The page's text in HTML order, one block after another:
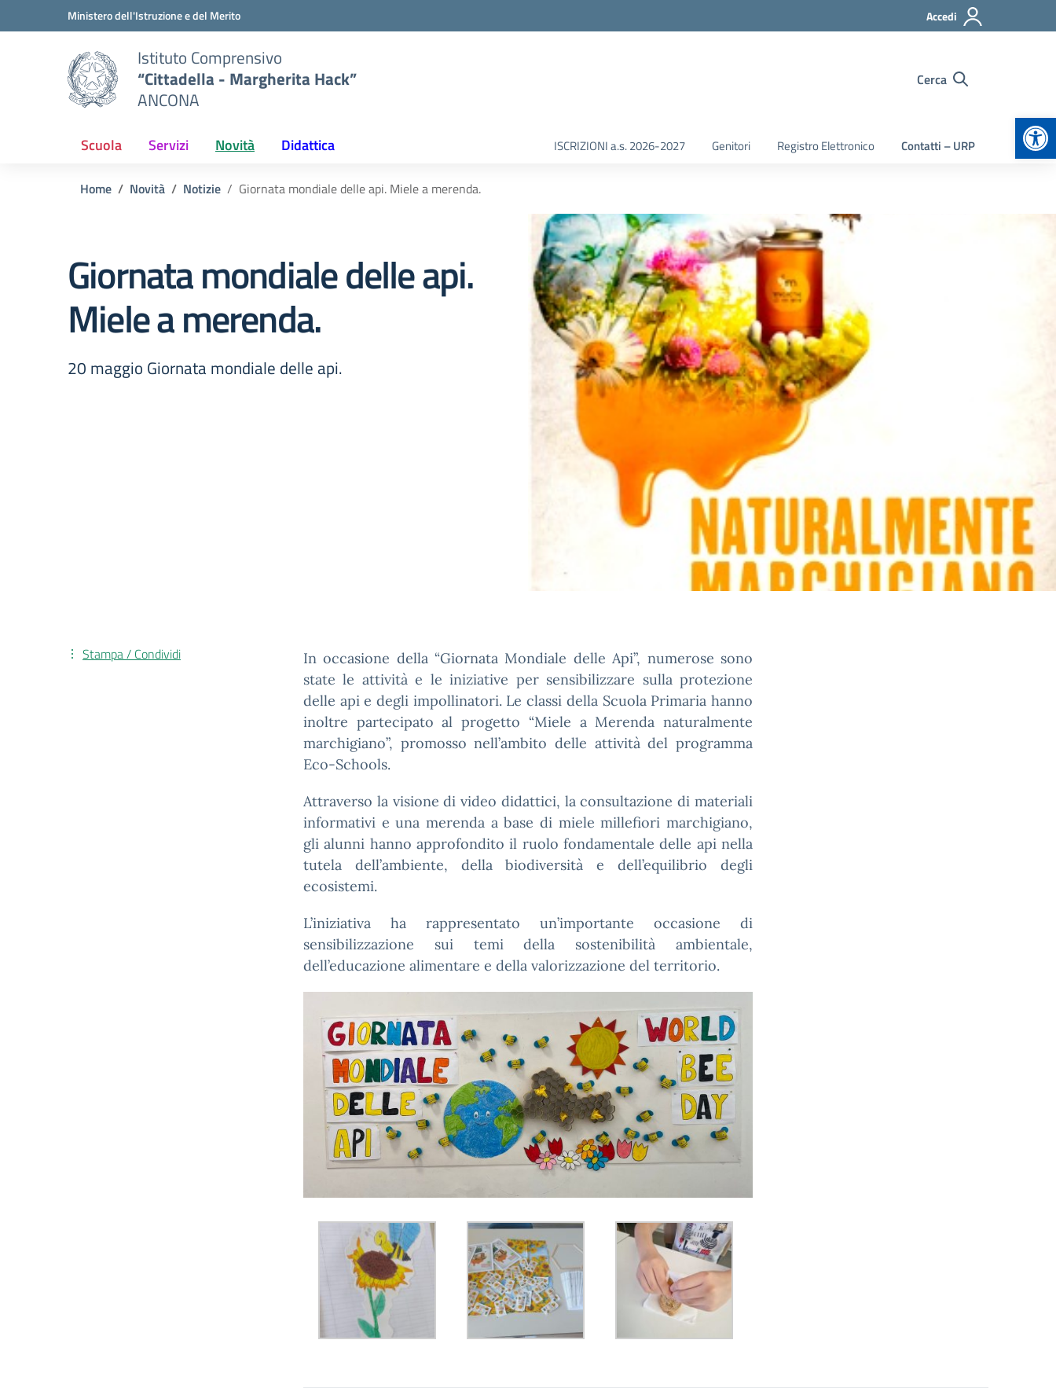
Vai ai contenuti
Vai al menu di navigazioneMinistero dell'Istruzione e del Merito Accedi
Istituto Comprensivo
“Cittadella - Margherita Hack”
ANCONA
Cerca
Scuola Servizi Novità Didattica ISCRIZIONI a.s. 2026-2027 Genitori Registro Elettronico Contatti – URP
Home Novità Notizie Giornata mondiale delle api. Miele a merenda.
Giornata mondiale delle api.
Miele a merenda.
20 maggio Giornata mondiale delle api.
In occasione della “Giornata Mondiale delle Api”, numerose sono
state le attività e le iniziative per sensibilizzare sulla protezione
delle api e degli impollinatori. Le classi della Scuola Primaria hanno
inoltre partecipato al progetto “Miele a Merenda naturalmente
marchigiano”, promosso nell’ambito delle attività del programma
Eco-Schools.
Attraverso la visione di video didattici, la consultazione di materiali
informativi e una merenda a base di miele millefiori marchigiano,
gli alunni hanno approfondito il ruolo fondamentale delle api nella
tutela dell’ambiente, della biodiversità e dell’equilibrio degli
ecosistemi.
L’iniziativa ha rappresentato un’importante occasione di
sensibilizzazione sui temi della sostenibilità ambientale,
dell’educazione alimentare e della valorizzazione del territorio.
Stampa / Condividi